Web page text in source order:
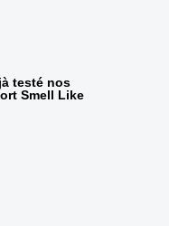
testé nos
Smell Like